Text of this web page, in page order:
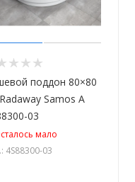
поддон 80×80
Samos A
03
мало
4S88300-03